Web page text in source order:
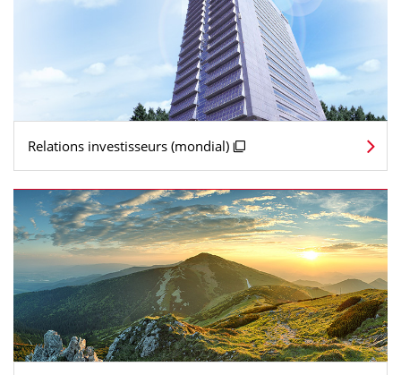
Relations investisseurs (mondial)